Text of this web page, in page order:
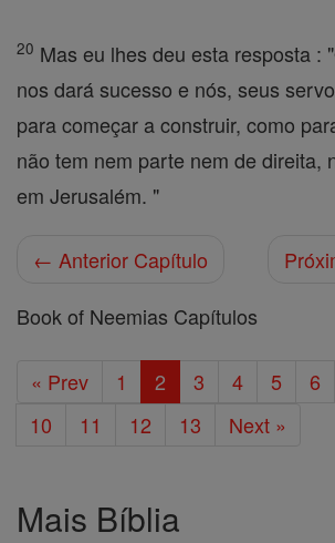
20 Mas eu lhes deu esta resposta :
nos dará sucesso e nós, seus
para começar a construir, como
não tem nem parte nem de direita,
em Jerusalém. "
← Anterior Capítulo
Book of Neemias Capítulos
« Prev 1 2 3 4 5 6
10
11 12 13 Next »
Mais Bíblia